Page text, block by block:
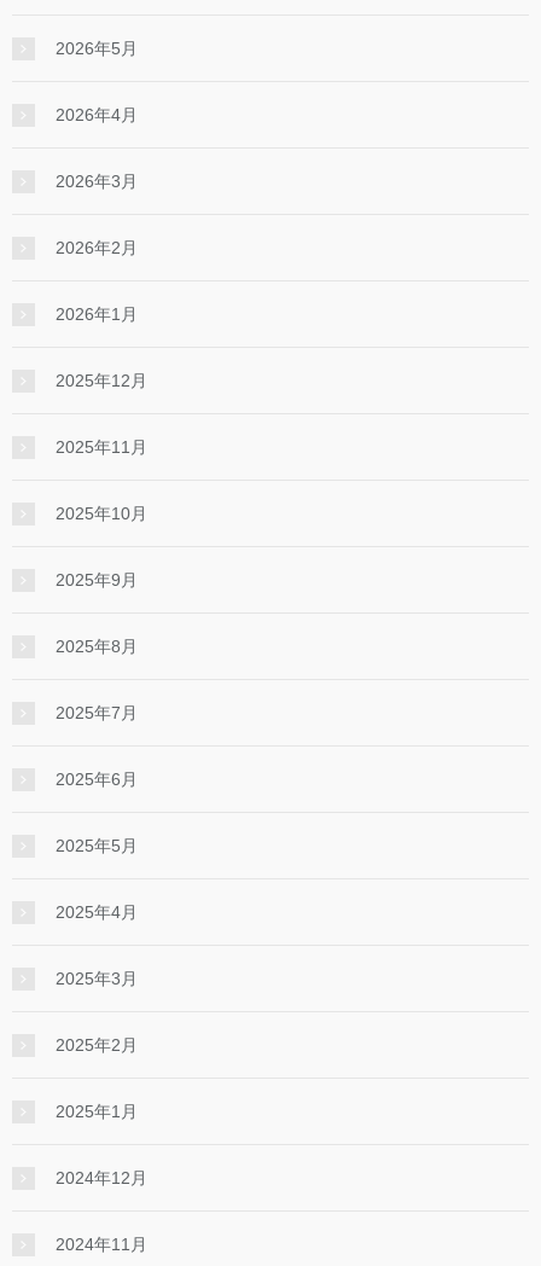
2026年5月
2026年4月
2026年3月
2026年2月
2026年1月
2025年12月
2025年11月
2025年10月
2025年9月
2025年8月
2025年7月
2025年6月
2025年5月
2025年4月
2025年3月
2025年2月
2025年1月
2024年12月
2024年11月